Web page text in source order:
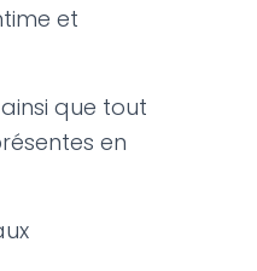
et
que tout
en